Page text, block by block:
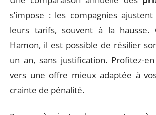
s’impose : les compagnies
leurs tarifs, souvent à la hausse.
Hamon, il est possible de résilier
un an, sans justification. Profitez-
vers une offre mieux adaptée à
crainte de pénalité.